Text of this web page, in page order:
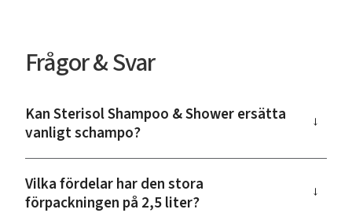
Frågor & Svar
Kan Sterisol Shampoo & Shower ersätta
vanligt schampo?
→
Vilka fördelar har den stora
förpackningen på 2,5 liter?
→